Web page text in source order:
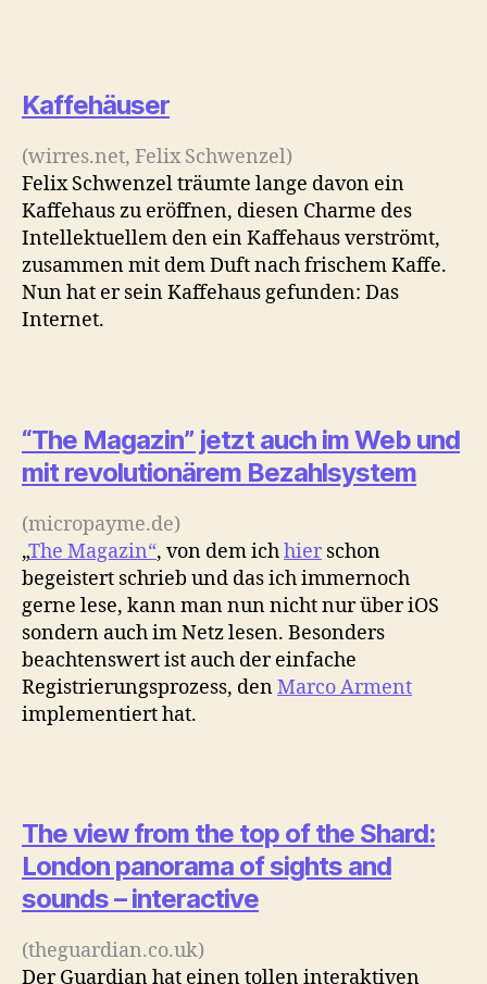
Kaffehäuser
(wirres.net, Felix Schwenzel)
Felix Schwenzel träumte lange davon ein
Kaffehaus zu eröffnen, diesen Charme des
Intellektuellem den ein Kaffehaus verströmt,
zusammen mit dem Duft nach frischem Kaffe.
Nun hat er sein Kaffehaus gefunden: Das
Internet.
“The Magazin” jetzt auch im Web und
mit revolutionärem Bezahlsystem
(micropayme.de)
„The Magazin“, von dem ichhier schon
begeistert schrieb und das ich immernoch
gerne lese, kann man nun nicht nur über iOS
sondern auch im Netz lesen. Besonders
beachtenswert ist auch der einfache
Registrierungsprozess, denMarco Arment
implementiert hat.
The view from the top of the Shard:
London panorama of sights and
sounds – interactive
(theguardian.co.uk)
Der Guardian hat einen tollen interaktiven